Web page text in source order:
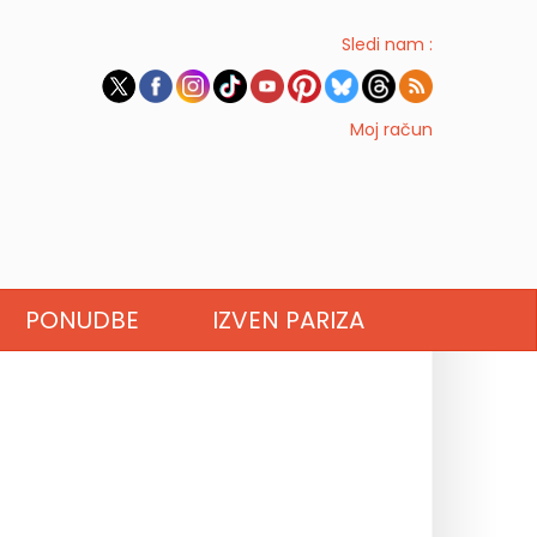
Sledi nam :
Moj račun
PONUDBE IZVEN PARIZA